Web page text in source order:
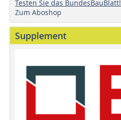
Testen Sie das BundesBauBlatt!
Zum Aboshop
Supplement